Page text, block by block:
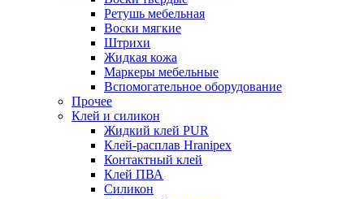
Ретушь мебельная
Воски мягкие
Штрихи
Жидкая кожа
Маркеры мебельные
Вспомогательное оборудование
Прочее
Клей и силикон
Жидкий клей PUR
Клей-расплав Hranipex
Контактный клей
Клей ПВА
Силикон